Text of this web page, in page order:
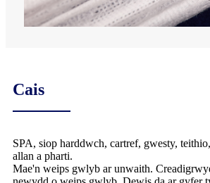
Cais
SPA, siop harddwch, cartref, gwesty,
allan a pharti.
Mae'n weips gwlyb ar unwaith.